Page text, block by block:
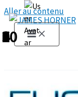
Aller au contenu
1
2
3
4
5
6
7
8
9
10